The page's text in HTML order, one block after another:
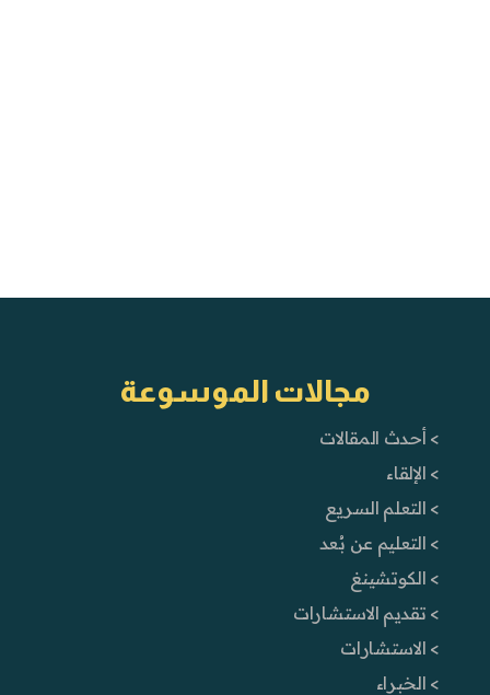
مجالات الموسوعة
> أحدث المقالات
> الإلقاء
> التعلم السريع
> التعليم عن بُعد
> الكوتشينغ
> تقديم الاستشارات
> الاستشارات
> الخبراء